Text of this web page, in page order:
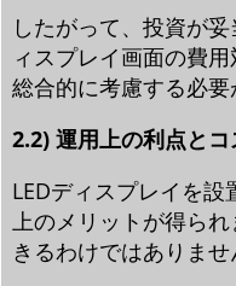
したがって、投資が
ィスプレイ画面の費
総合的に考慮する必要
2.2) 運用上の利点とコ
LEDディスプレイを
上のメリットが得ら
きるわけではありませ